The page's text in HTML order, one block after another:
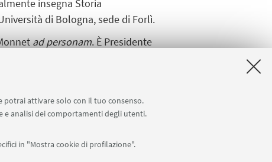
potrai attivare solo con il tuo consenso.
e analisi dei comportamenti degli utenti.
in "Mostra cookie di profilazione".
insegna Storia
di Bologna, sede di Forlì.
ad personam. È Presidente
di Bologna per gli